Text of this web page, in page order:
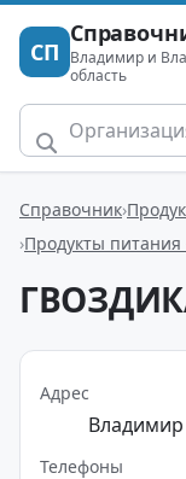
СП
Владимир и
область
Справочник
Продукты
Адрес
Владимир
Телефоны